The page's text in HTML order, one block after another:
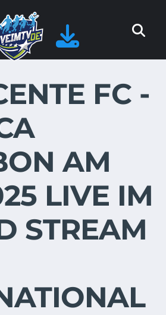
FC -
AM
LIVE IM
STREAM